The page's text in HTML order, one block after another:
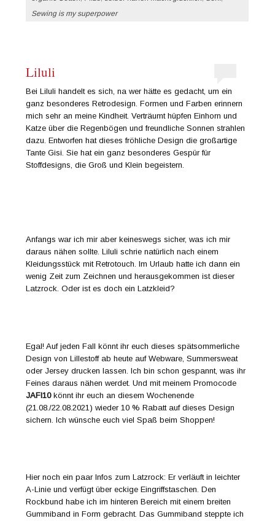
Sewing is my superpower
Liluli
Bei Liluli handelt es sich, na wer hätte es gedacht, um ein
ganz besonderes Retrodesign. Formen und Farben erinnern
mich sehr an meine Kindheit. Verträumt hüpfen Einhorn und
Katze über die Regenbögen und freundliche Sonnen strahlen
dazu. Entworfen hat dieses fröhliche Design die großartige
Tante Gisi. Sie hat ein ganz besonderes Gespür für
Stoffdesigns, die Groß und Klein begeistern.
Anfangs war ich mir aber keineswegs sicher, was ich mir
daraus nähen sollte. Liluli schrie natürlich nach einem
Kleidungsstück mit Retrotouch. Im Urlaub hatte ich dann ein
wenig Zeit zum Zeichnen und herausgekommen ist dieser
Latzrock. Oder ist es doch ein Latzkleid?
Egal! Auf jeden Fall könnt ihr euch dieses spätsommerliche
Design von Lillestoff ab heute auf Webware, Summersweat
oder Jersey drucken lassen. Ich bin schon gespannt, was ihr
Feines daraus nähen werdet. Und mit meinem Promocode
JAFI10könnt ihr euch an diesem Wochenende
(21.08./22.08.2021) wieder 10 % Rabatt auf dieses Design
sichern. Ich wünsche euch viel Spaß beim Shoppen!
Hier noch ein paar Infos zum Latzrock: Er verläuft in leichter
A-Linie und verfügt über eckige Eingriffstaschen. Den
Rockbund habe ich im hinteren Bereich mit einem breiten
Gummiband in Form gebracht. Das Gummiband steppte ich